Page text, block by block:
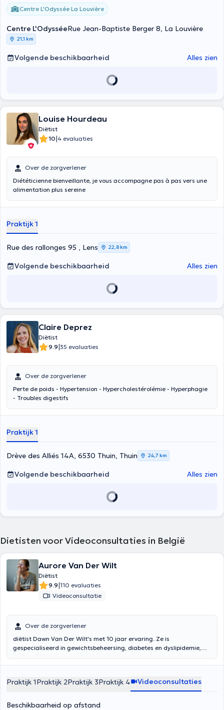
intoleranties, spijsverteringsaandoeningen (constipatie, functionele
colopathie, ziekte van Crohn, geen-afval-dieet, chronische
hebt bij het organiseren van uw menu's, nieuwe receptideeën wilt
opdoen, duurzaam wilt leren eten of gewoon uw voeding weer in
vermijden om op lange termijn goede eetgewoonten te behouden,
kinderen, adolescenten, volwassenen)
Centre L'Odyssée La Louvière
Centre L'OdysséeRue Jean-Baptiste Berger 8, La Louvière
21,1 km
Volgende beschikbaarheid Alles zien
Louise Hourdeau
Diëtist
10|4 evaluaties
Over de zorgverlener
Diététicienne bienveillante, je vous accompagne pas à pas vers une
alimentation plus sereine
Praktijk 1
Rue des rallonges 95 , Lens 22,8 km
Volgende beschikbaarheid Alles zien
Claire Deprez
Diëtist
9.9|35 evaluaties
Over de zorgverlener
Perte de poids - Hypertension - Hypercholestérolémie - Hyperphagie
- Troubles digestifs
Praktijk 1
Drève des Alliés 14A, 6530 Thuin, Thuin 24,7 km
Volgende beschikbaarheid Alles zien
Dietisten voor Videoconsultaties in België
Aurore Van Der Wilt
Diëtist
9.9|110 evaluaties
Videoconsultatie
Over de zorgverlener
diëtist Dawn Van Der Wilt's met 10 jaar ervaring. Ze is
gespecialiseerd in gewichtsbeheersing, diabetes en dyslipidemie,
intoleranties. Ze begon te werken aan de antipoden van diëtetiek in
zijn zelfstandige activiteit in een sportschool. Het "ontleedt" heel
precies uw dieet en u hebt ingesteld op basis van uw behoeften, uw
levensstijl en uw dagelijkse activiteiten, een persoonlijk plan om u te
Praktijk 1Praktijk 2Praktijk 3Praktijk 4 Videoconsultaties
Beschikbaarheid op afstand